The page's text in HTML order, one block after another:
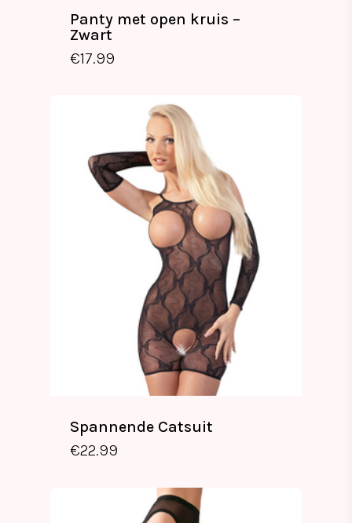
Panty met open kruis –
Zwart
€17.99
Spannende Catsuit
€22.99